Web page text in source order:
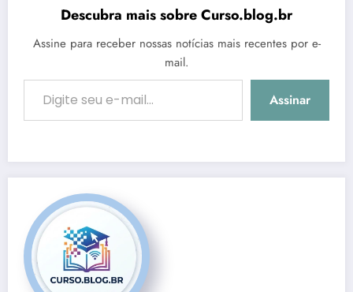
Descubra mais sobre Curso.blog.br
Assine para receber nossas notícias mais recentes por e-
mail.
Digite seu e-mail…
Assinar